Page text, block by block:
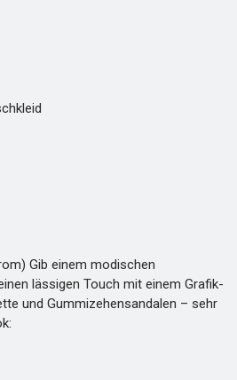
Gib einem modischen
lässigen Touch mit einem Grafik-
und Gummizehensandalen – sehr